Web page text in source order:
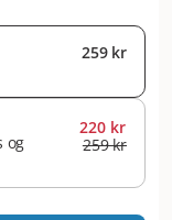
259 kr
og
220 kr
259 kr